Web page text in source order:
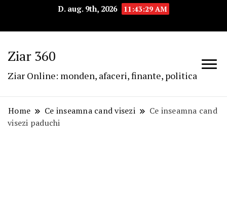
D. aug. 9th, 2026 11:43:30 AM
Ziar 360
Ziar Online: monden, afaceri, finante, politica
Home Ce inseamna cand visezi
Ce inseamna cand
visezi paduchi